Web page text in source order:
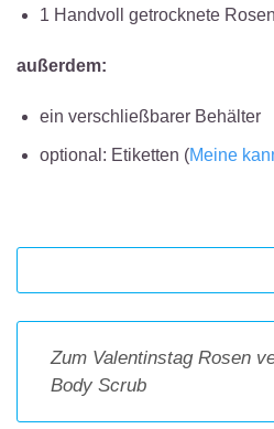
1 Handvoll getrocknete
außerdem:
ein verschließbarer Behälter
optional: Etiketten (Meine
Zum Valentinstag Rosen
Body Scrub